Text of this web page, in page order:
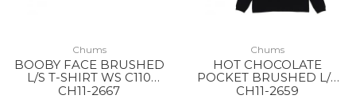
Chums
BOOBY FACE BRUSHED
L/S T-SHIRT WS C110
MINT CRAZY
CH11-2667
Chums
HOT CHOCOLATE
POCKET BRUSHED L/S
T-SHIRT WS K001 BLACK
CH11-2659